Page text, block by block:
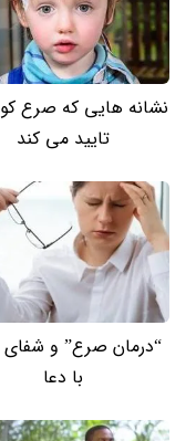
نشانه هایی که صرع
تایید می کند
“درمان صرع” و شفای
با دعا